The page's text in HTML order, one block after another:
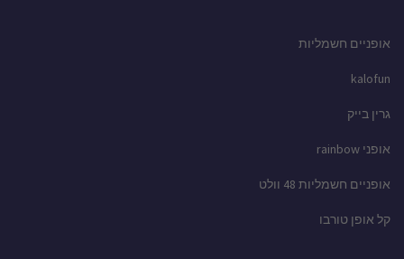
אופניים חשמליות
kalofun
גרין בייק
אופני rainbow
אופניים חשמליות 48 וולט
קל אופן טורבו